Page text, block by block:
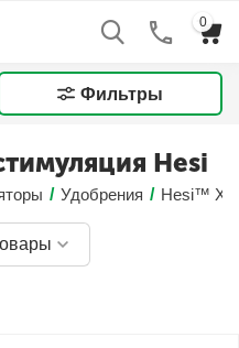
0
Фильтры
Hesi
/ Удобрения / Hesi™